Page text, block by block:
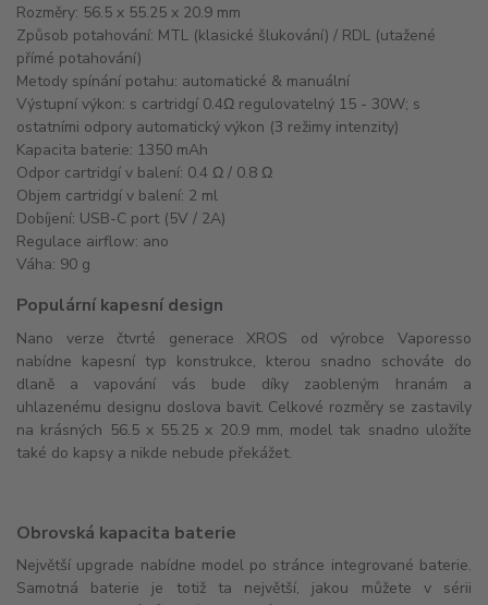
Rozměry: 56.5 x 55.25 x 20.9 mm
Způsob potahování: MTL (klasické šlukování) / RDL (utažené
přímé potahování)
Metody spínání potahu: automatické & manuální
Výstupní výkon: s cartridgí 0.4Ω regulovatelný 15 - 30W; s
ostatními odpory automatický výkon (3 režimy intenzity)
Kapacita baterie: 1350 mAh
Odpor cartridgí v balení: 0.4 Ω / 0.8 Ω
Objem cartridgí v balení: 2 ml
Dobíjení: USB-C port (5V / 2A)
Regulace airflow: ano
Váha: 90 g
Populární kapesní design
Nano verze čtvrté generace XROS od výrobce Vaporesso
nabídne kapesní typ konstrukce, kterou snadno schováte do
dlaně a vapování vás bude díky zaobleným hranám a
uhlazenému designu doslova bavit. Celkové rozměry se zastavily
na krásných 56.5 x 55.25 x 20.9 mm, model tak snadno uložíte
také do kapsy a nikde nebude překážet.
Obrovská kapacita baterie
Největší upgrade nabídne model po stránce integrované baterie.
Samotná baterie je totiž ta největší, jakou můžete v sérii